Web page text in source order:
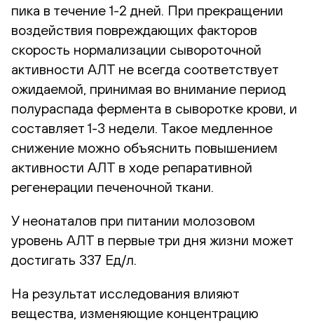
пика в течение 1-2 дней. При прекращении
воздействия повреждающих факторов
скорость нормализации сывороточной
активности АЛТ не всегда соответствует
ожидаемой, принимая во внимание период
полураспада фермента в сыворотке крови, и
составляет 1-3 недели. Такое медленное
снижение можно объяснить повышением
активности АЛТ в ходе репаративной
регенерации печеночной ткани.
У неонаталов при питании молозовом
уровень АЛТ в первые три дня жизни может
достигать 337 Ед/л.
На результат исследования влияют
вещества, изменяющие концентрацию